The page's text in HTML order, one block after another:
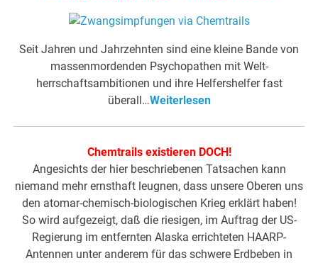
Seit Jahren und Jahrzehnten sind eine kleine Bande von
massenmordenden Psychopathen mit Welt­
herrschaftsambitionen und ihre Helfershelfer fast
überall…Weiterlesen
Chemtrails existieren DOCH!
Angesichts der hier beschriebenen Tatsachen kann
niemand mehr ernsthaft leugnen, dass unsere Oberen uns
den atomar-chemisch-biologischen Krieg erklärt haben!
So wird aufgezeigt, daß die riesigen, im Auftrag der US-
Regierung im entfernten Alaska errichteten HAARP-
Antennen unter anderem für das schwere Erdbeben in